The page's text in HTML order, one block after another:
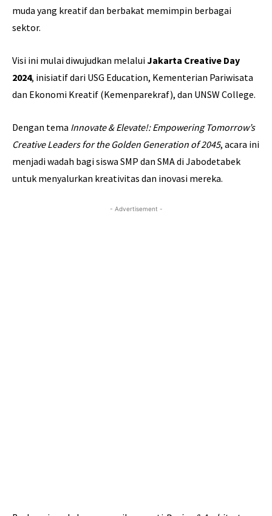
muda yang kreatif dan berbakat memimpin berbagai
sektor.
Visi ini mulai diwujudkan melaluiJakarta Creative Day
2024, inisiatif dari USG Education, Kementerian Pariwisata
dan Ekonomi Kreatif (Kemenparekraf), dan UNSW College.
Dengan tema Innovate & Elevate!: Empowering Tomorrow’s
Creative Leaders for the Golden Generation of 2045, acara ini
menjadi wadah bagi siswa SMP dan SMA di Jabodetabek
untuk menyalurkan kreativitas dan inovasi mereka.
- Advertisement -